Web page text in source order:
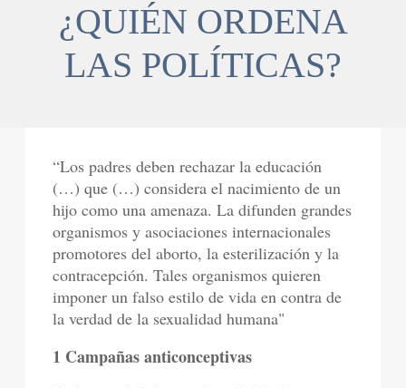
¿QUIÉN ORDENA
LAS POLÍTICAS?
“Los padres deben rechazar la educación
(…) que (…) considera el nacimiento de un
hijo como una amenaza. La difunden grandes
organismos y asociaciones internacionales
promotores del aborto, la esterilización y la
contracepción. Tales organismos quieren
imponer un falso estilo de vida en contra de
la verdad de la sexualidad humana"
1 Campañas anticonceptivas